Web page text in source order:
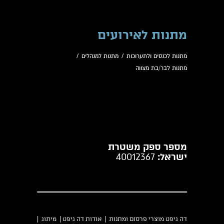
מתנות לאירועים
מתנות לכנסים ולתערוכות / מתנות למנהלים /
מתנות לבר/בת מצווה
מספר ספק משטרת
ישראל:
דה גיפט מוצרי פרסום ומתנות | אודות דה גיפט מיתוג